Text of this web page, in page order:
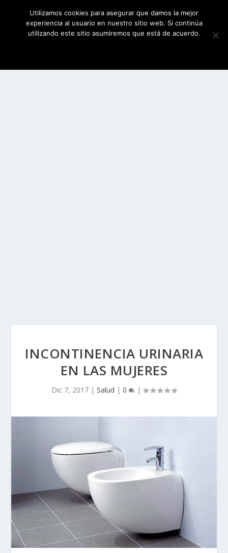
INCONTINENCIA URINARIA
EN LAS MUJERES
Dic 7, 2017 | Salud | 0 |
Utilizamos cookies para asegurar que damos la mejor
experiencia al usuario en nuestro sitio web. Si continúa
utilizando este sitio asumiremos que está de acuerdo.